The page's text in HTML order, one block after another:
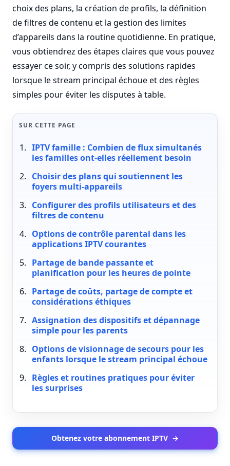
choix des plans, la création de profils, la définition
de filtres de contenu et la gestion des limites
d’appareils dans la routine quotidienne. En pratique,
vous obtiendrez des étapes claires que vous pouvez
essayer ce soir, y compris des solutions rapides
lorsque le stream principal échoue et des règles
simples pour éviter les disputes à table.
SUR CETTE PAGE
IPTV famille : Combien de flux simultanés
les familles ont-elles réellement besoin
Choisir des plans qui soutiennent les
foyers multi-appareils
Configurer des profils utilisateurs et des
filtres de contenu
Options de contrôle parental dans les
applications IPTV courantes
Partage de bande passante et
planification pour les heures de pointe
Partage de coûts, partage de compte et
considérations éthiques
Assignation des dispositifs et dépannage
simple pour les parents
Options de visionnage de secours pour les
enfants lorsque le stream principal échoue
Règles et routines pratiques pour éviter
les surprises
Obtenez votre abonnement IPTV →